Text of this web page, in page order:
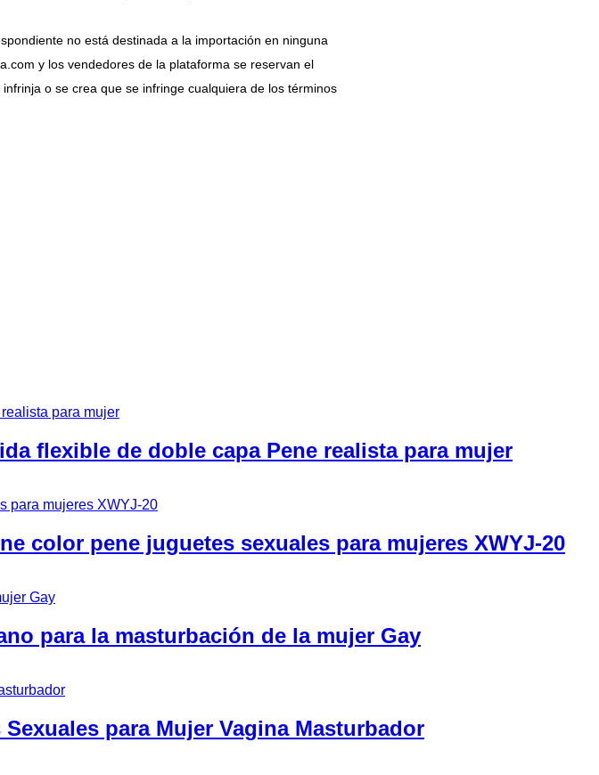
no está destinada a la importación en ninguna
y los vendedores de la plataforma se reservan el
o se crea que se infringe cualquiera de los términos
flexible de doble capa Pene realista para mujer
color pene juguetes sexuales para mujeres XWYJ-20
para la masturbación de la mujer Gay
para Mujer Vagina Masturbador